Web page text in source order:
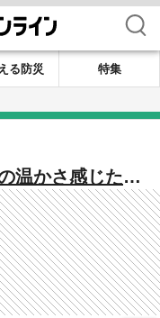
検索
る防災
特集
温かさ感じた」
作業…続く避難